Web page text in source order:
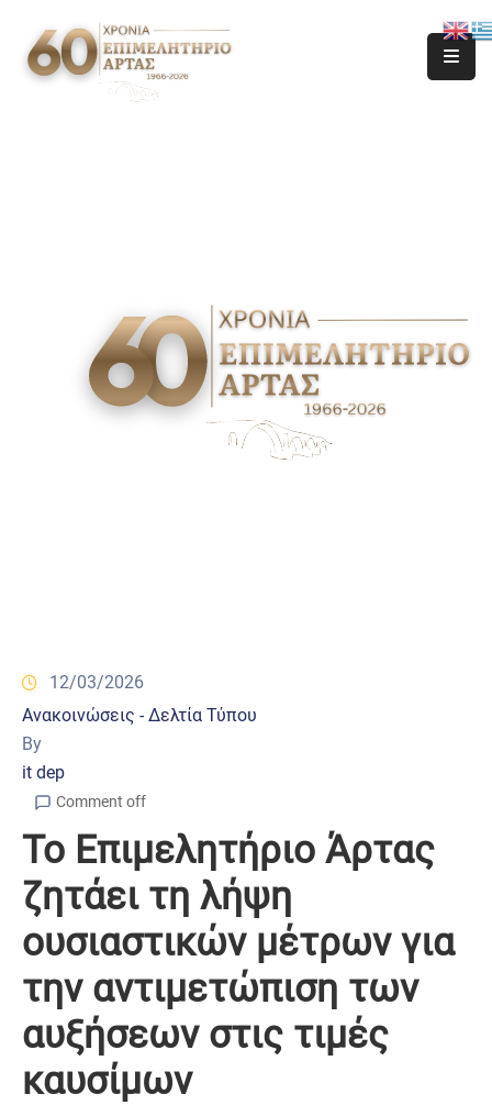
12/03/2026
Ανακοινώσεις - Δελτία Τύπου
By
it dep
Comment off
Το Επιμελητήριο Άρτας
ζητάει τη λήψη
ουσιαστικών μέτρων για
την αντιμετώπιση των
αυξήσεων στις τιμές
καυσίμων